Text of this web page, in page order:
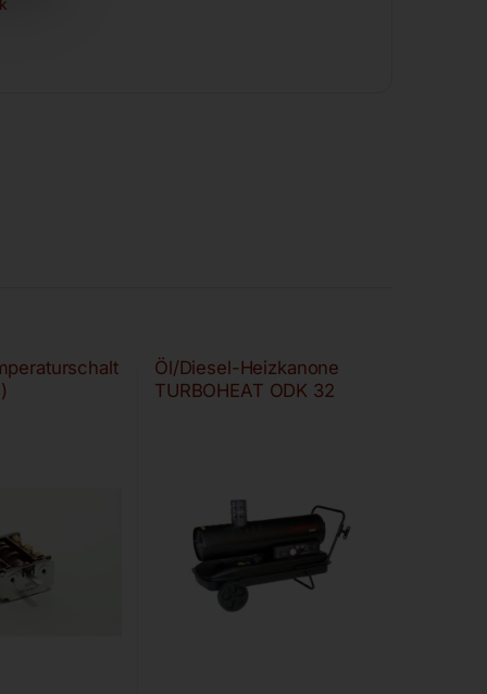
Öl/Diesel-Heizkanone
TURBOHEAT ODK 32